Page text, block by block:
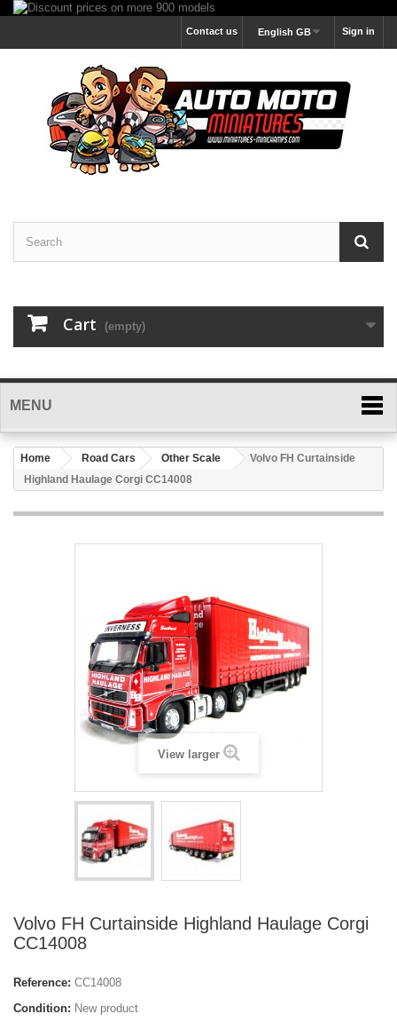
Sign in
English GB
Contact us
Cart (empty)
MENU
Home Road Cars Other Scale
Volvo FH Curtainside
Highland Haulage Corgi CC14008
View larger
Volvo FH Curtainside Highland Haulage Corgi
CC14008
Reference: CC14008
Condition: New product